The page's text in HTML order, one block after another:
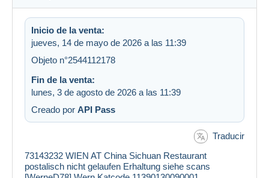
Inicio de la venta:
jueves, 14 de mayo de 2026 a las 11:39
Objeto n°2544112178
Fin de la venta:
lunes, 3 de agosto de 2026 a las 11:39
Creado por API Pass
Traducir
73143232 WIEN AT China Sichuan Restaurant
postalisch nicht gelaufen Erhaltung siehe scans